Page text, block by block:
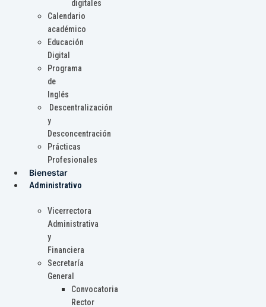
digitales
Calendario
académico
Educación
Digital
Programa
de
Inglés
Descentralización
y
Desconcentración
Prácticas
Profesionales
Bienestar
Administrativo
Vicerrectora
Administrativa
y
Financiera
Secretaría
General
Convocatoria
Rector